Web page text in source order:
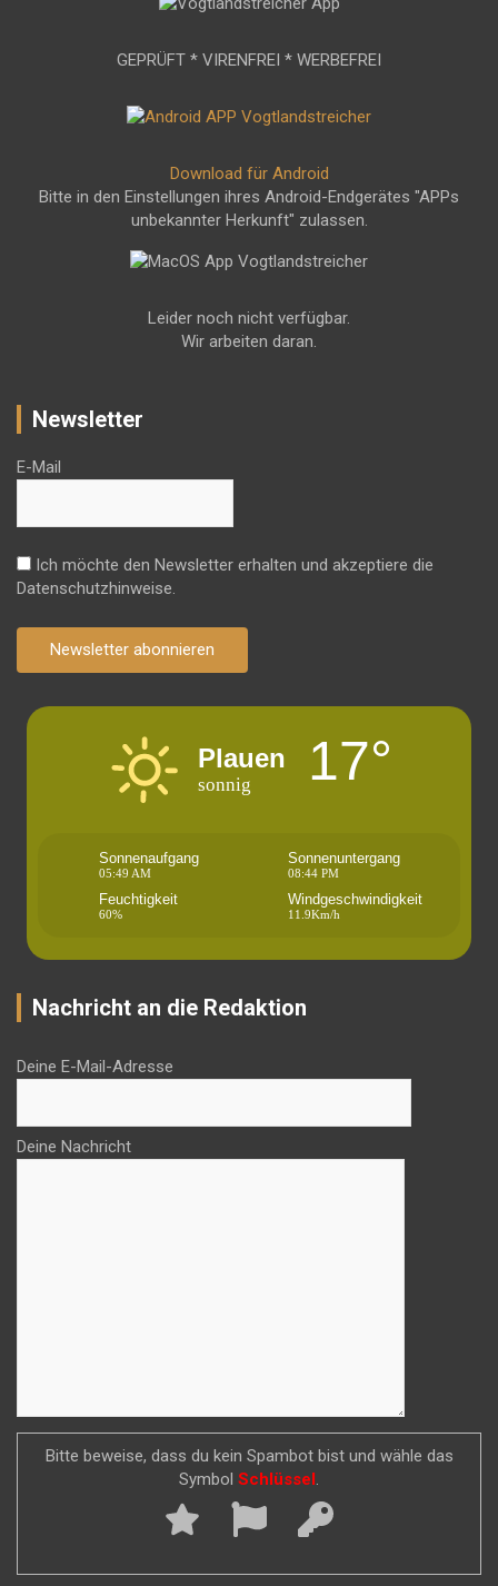
GEPRÜFT * VIRENFREI * WERBEFREI
Download für Android
Bitte in den Einstellungen ihres Android-Endgerätes "APPs
unbekannter Herkunft" zulassen.
Leider noch nicht verfügbar.
Wir arbeiten daran.
Newsletter
E-Mail
Ich möchte den Newsletter erhalten und akzeptiere die
Datenschutzhinweise.
Newsletter abonnieren
Plauen
sonnig 17°
Sonnenaufgang
05:49 AM
Sonnenuntergang
08:44 PM
Feuchtigkeit
60%
Windgeschwindigkeit
11.9Km/h
Nachricht an die Redaktion
Deine E-Mail-Adresse
Deine Nachricht
Bitte beweise, dass du kein Spambot bist und wähle das
Symbol Schlüssel.